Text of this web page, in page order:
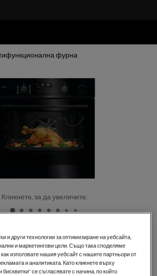
фурна
Кликнете, за да увеличите.
SenseCook със
и други технологии за оптимизиране на уебсайта,
и маркетингови цели. Също така споделяме
използвате нашия уебсайт с нашите партньори от
и аналитиката. Като кликнете върху
се съгласявате с начина, по който